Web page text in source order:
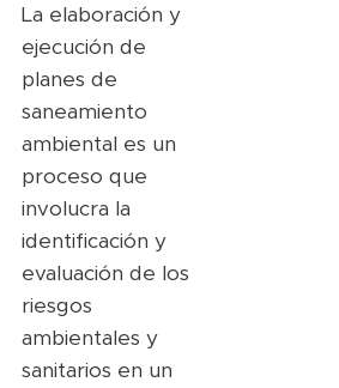
La elaboración y
ejecución de
planes de
saneamiento
ambiental es un
proceso que
involucra la
identificación y
evaluación de los
riesgos
ambientales y
sanitarios en un